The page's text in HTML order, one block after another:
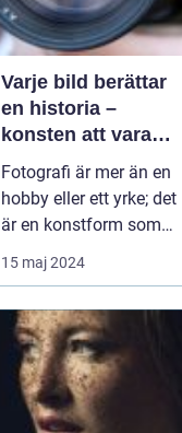
Varje bild berättar
en historia –
konsten att vara
fotograf
Fotografi är mer än en
hobby eller ett yrke; det
är en konstform som
möjliggör för oss att
frysa ögonblick och
och händelser på ett sätt
som inget annat
medium kan. En skicklig
fotograf har förmågan
15 maj 2024